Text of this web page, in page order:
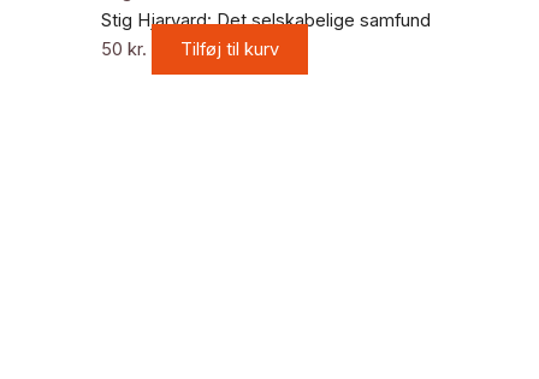
Stig Hjarvard: Det selskabelige samfund
50 kr. Tilføj til kurv